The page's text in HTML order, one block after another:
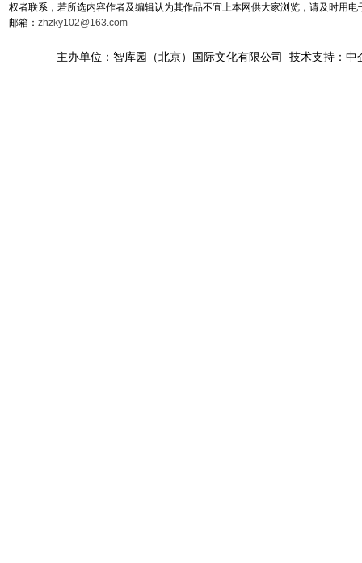
权者联系，若所选内容作者及编辑认为其作品不宜上本网供大家浏览，请及时用
邮箱： zhzky102@163.com
主办单位：智库园（北京）国际文化有限公司 技术支持：